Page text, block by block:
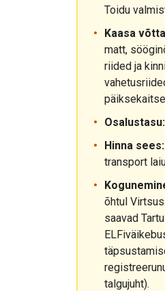
Toidu
Kaasa
matt,
riided ja
Osalustasu:
Hinna sees:
transport
õhtul
saavad
talgujuht).